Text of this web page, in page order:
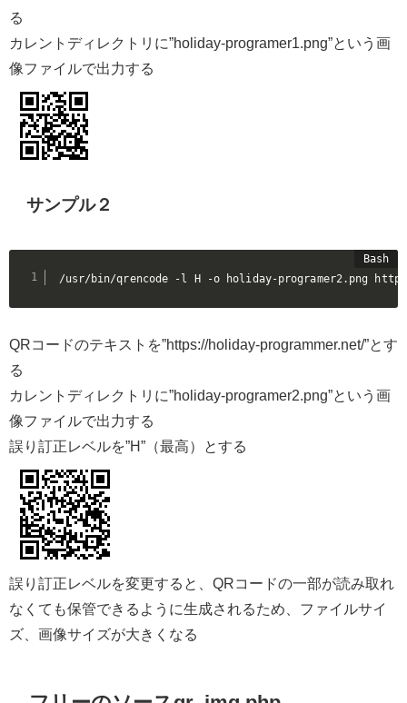
る
カレントディレクトリに”holiday-programer1.png”という画
像ファイルで出力する
サンプル２
/usr/bin/qrencode -l H -o holiday-programer2.png
QRコードのテキストを”https://holiday-programmer.net/”とす
る
カレントディレクトリに”holiday-programer2.png”という画
像ファイルで出力する
誤り訂正レベルを”H”（最高）とする
誤り訂正レベルを変更すると、QRコードの一部が読み取れ
なくても保管できるように生成されるため、ファイルサイ
ズ、画像サイズが大きくなる